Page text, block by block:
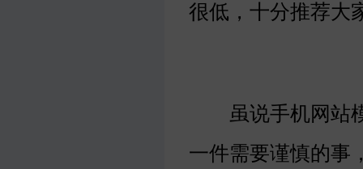
很低，十分推荐大
虽说手机网站模
一件需要谨慎的事